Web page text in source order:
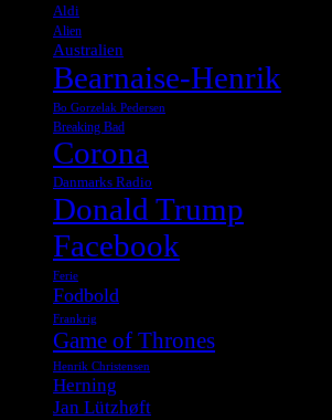
Aldi
Alien
Australien
Bearnaise-Henrik
Bo Gorzelak Pedersen
Breaking Bad
Corona
Danmarks Radio
Donald Trump
Facebook
Ferie
Fodbold
Frankrig
Game of Thrones
Henrik Christensen
Herning
Jan Lützhøft